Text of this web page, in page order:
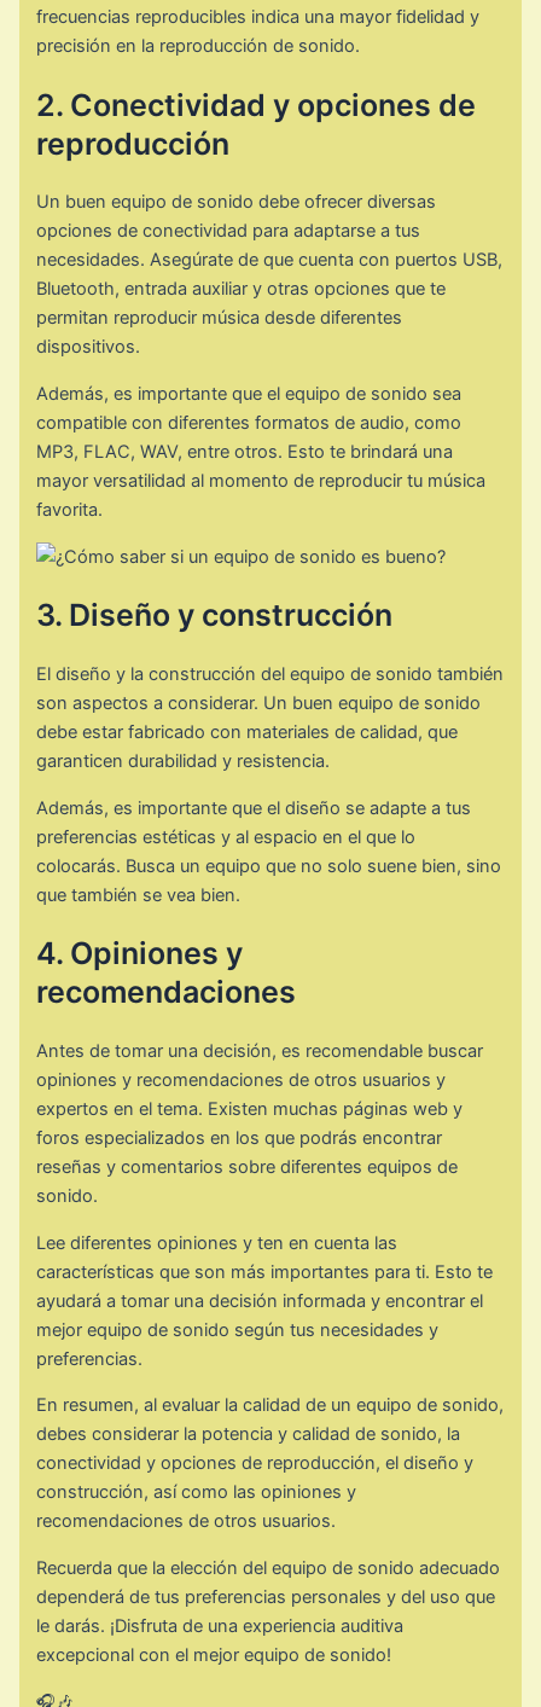
frecuencias reproducibles indica una mayor fidelidad y
precisión en la reproducción de sonido.
2. Conectividad y opciones de
reproducción
Un buen equipo de sonido debe ofrecer diversas
opciones de conectividad para adaptarse a tus
necesidades. Asegúrate de que cuenta con puertos USB,
Bluetooth, entrada auxiliar y otras opciones que te
permitan reproducir música desde diferentes
dispositivos.
Además, es importante que el equipo de sonido sea
compatible con diferentes formatos de audio, como
MP3, FLAC, WAV, entre otros. Esto te brindará una
mayor versatilidad al momento de reproducir tu música
favorita.
3. Diseño y construcción
El diseño y la construcción del equipo de sonido también
son aspectos a considerar. Un buen equipo de sonido
debe estar fabricado con materiales de calidad, que
garanticen durabilidad y resistencia.
Además, es importante que el diseño se adapte a tus
preferencias estéticas y al espacio en el que lo
colocarás. Busca un equipo que no solo suene bien, sino
que también se vea bien.
4. Opiniones y
recomendaciones
Antes de tomar una decisión, es recomendable buscar
opiniones y recomendaciones de otros usuarios y
expertos en el tema. Existen muchas páginas web y
foros especializados en los que podrás encontrar
reseñas y comentarios sobre diferentes equipos de
sonido.
Lee diferentes opiniones y ten en cuenta las
características que son más importantes para ti. Esto te
ayudará a tomar una decisión informada y encontrar el
mejor equipo de sonido según tus necesidades y
preferencias.
En resumen, al evaluar la calidad de un equipo de sonido,
debes considerar la potencia y calidad de sonido, la
conectividad y opciones de reproducción, el diseño y
construcción, así como las opiniones y
recomendaciones de otros usuarios.
Recuerda que la elección del equipo de sonido adecuado
dependerá de tus preferencias personales y del uso que
le darás. ¡Disfruta de una experiencia auditiva
excepcional con el mejor equipo de sonido!
🎧🎶